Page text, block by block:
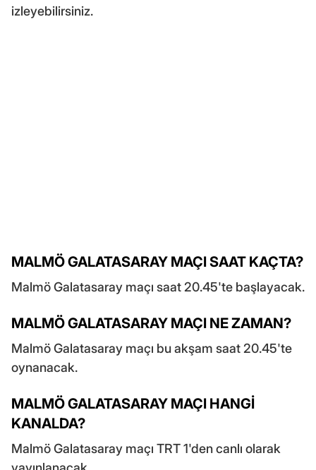
izleyebilirsiniz.
MALMÖ GALATASARAY MAÇI SAAT KAÇTA?
Malmö Galatasaray maçı saat 20.45'te başlayacak.
MALMÖ GALATASARAY MAÇI NE ZAMAN?
Malmö Galatasaray maçı bu akşam saat 20.45'te
oynanacak.
MALMÖ GALATASARAY MAÇI HANGİ
KANALDA?
Malmö Galatasaray maçı TRT 1'den canlı olarak